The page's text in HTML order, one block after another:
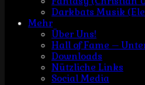
Darkbats Musik
Mehr
Über Uns!
Hall of Fame –
Downloads
Nützliche Links
Social Media